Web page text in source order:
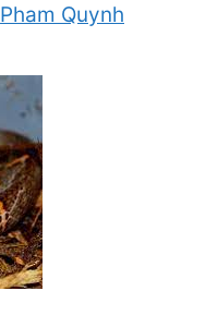
Pham Quynh